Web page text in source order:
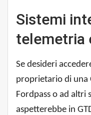
Sistemi
telemetria
Se desideri
proprietario di una
Fordpass o ad altri
aspetterebbe in